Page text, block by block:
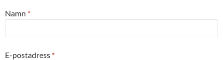
Namn *
E-postadress *